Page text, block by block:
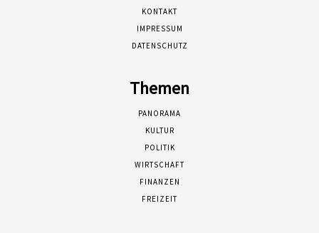
KONTAKT
IMPRESSUM
DATENSCHUTZ
Themen
PANORAMA
KULTUR
POLITIK
WIRTSCHAFT
FINANZEN
FREIZEIT